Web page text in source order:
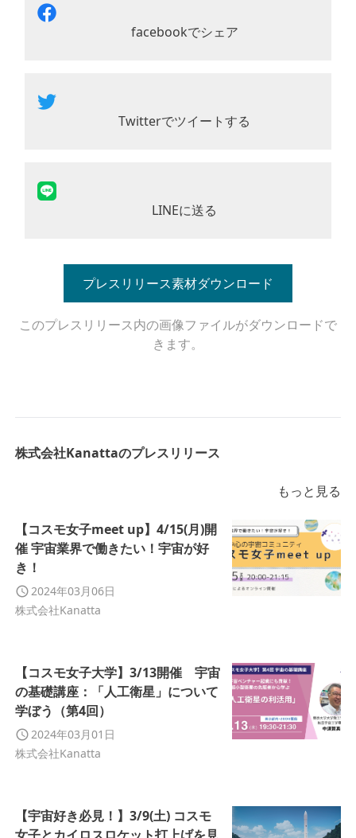
facebookでシェア
Twitterでツイートする
LINEに送る
プレスリリース素材ダウンロード
このプレスリリース内の画像ファイルがダウンロードで
きます。
株式会社Kanattaのプレスリリース
もっと見る
【コスモ女子meet up】4/15(月)開
催 宇宙業界で働きたい！宇宙が好
き！
2024年03月06日
株式会社Kanatta
【コスモ女子大学】3/13開催 宇宙
の基礎講座：「人工衛星」について
学ぼう（第4回）
2024年03月01日
株式会社Kanatta
【宇宙好き必見！】3/9(土) コスモ